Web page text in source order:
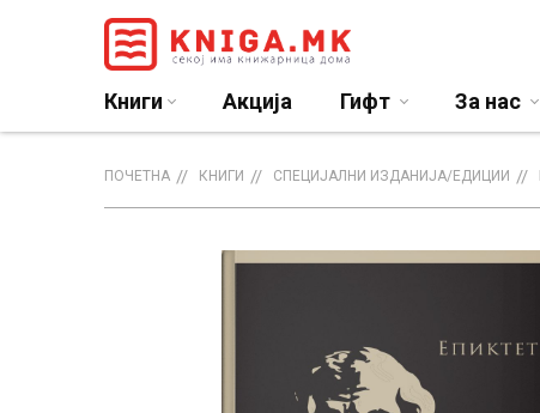
Книги Акција Гифт За нас
ПОЧЕТНА КНИГИ СПЕЦИЈАЛНИ ИЗДАНИЈА/ЕДИЦИИ